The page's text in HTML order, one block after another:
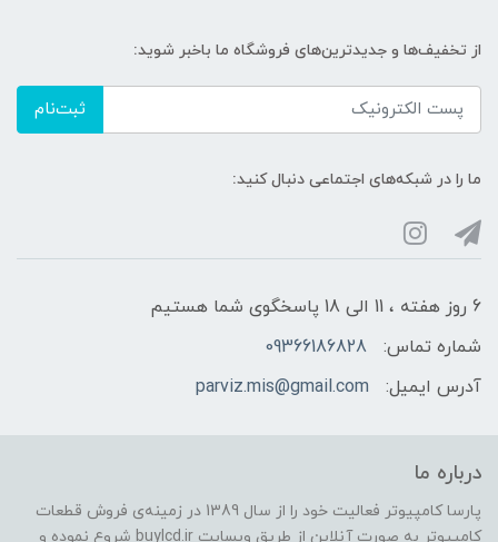
از تخفیف‌ها و جدیدترین‌های فروشگاه ما باخبر شوید:
ثبت‌نام
ما را در شبکه‌های اجتماعی دنبال کنید:
6 روز هفته ، 11 الی 18 پاسخگوی شما هستیم
شماره تماس:
09366186828
آدرس ایمیل:
parviz.mis@gmail.com
درباره ما
پارسا کامپیوتر فعالیت خود را از سال 1389 در زمینه‌ی فروش قطعات
کامپیوتر به صورت آنلاین از طریق وبسایت buylcd.ir شروع نموده و